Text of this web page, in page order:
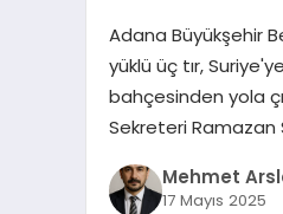
Adana Büyükşehir
yüklü üç tır,
bahçesinden yola
Sekreteri Ramazan
Mehmet
17 Mayıs 2025